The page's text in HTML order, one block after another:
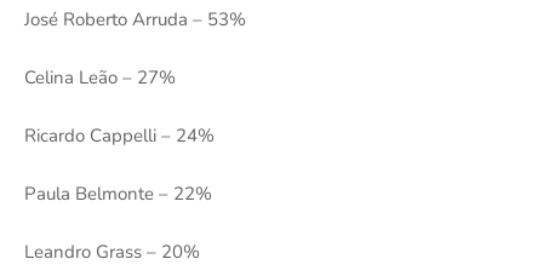
José Roberto Arruda – 53%
Celina Leão – 27%
Ricardo Cappelli – 24%
Paula Belmonte – 22%
Leandro Grass – 20%